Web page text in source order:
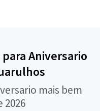
Aniversario
mais bem
2026